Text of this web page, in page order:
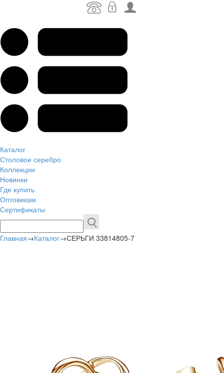
Каталог
Столовое серебро
Коллекции
Новинки
Где купить
Оптовикам
Сертификаты
Главная→Каталог→СЕРЬГИ 33814805-7